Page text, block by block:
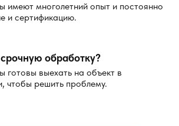
имеют многолетний опыт и постоянно
и сертификацию.
обработку?
готовы выехать на объект в
чтобы решить проблему.